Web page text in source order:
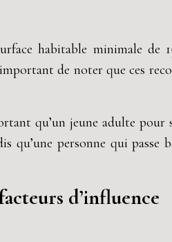
habitable minimale
de noter que ces
qu’un jeune adulte
qu’une personne qui
d’influence